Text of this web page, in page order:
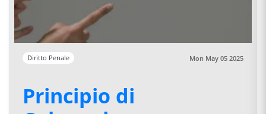
Diritto Penale Mon May 05 2025
Principio di